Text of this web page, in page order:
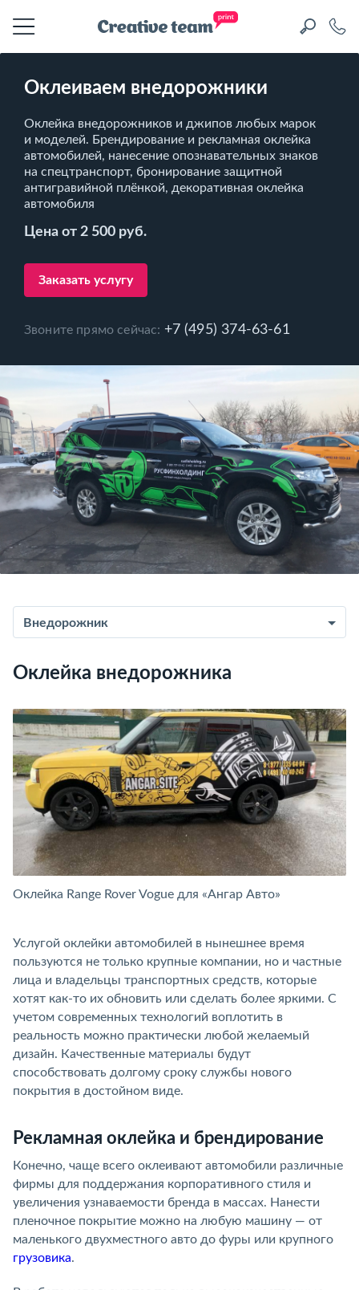
Оклеиваем внедорожники
Оклейка внедорожников и джипов любых марок
и моделей. Брендирование и рекламная оклейка
автомобилей, нанесение опознавательных знаков
на спецтранспорт, бронирование защитной
антигравийной плёнкой, декоративная оклейка
автомобиля
Цена от 2 500 руб.
Заказать услугу
Звоните прямо сейчас: +7 (495) 374-63-61
Внедорожник
Оклейка внедорожника
Оклейка Range Rover Vogue для «Ангар Авто»
Услугой оклейки автомобилей в нынешнее время
пользуются не только крупные компании, но и частные
лица и владельцы транспортных средств, которые
хотят как-то их обновить или сделать более яркими. С
учетом современных технологий воплотить в
реальность можно практически любой желаемый
дизайн. Качественные материалы будут
способствовать долгому сроку службы нового
покрытия в достойном виде.
Рекламная оклейка и брендирование
Конечно, чаще всего оклеивают автомобили различные
фирмы для поддержания корпоративного стиля и
увеличения узнаваемости бренда в массах. Нанести
пленочное покрытие можно на любую машину — от
маленького двухместного авто до фуры или крупного
грузовика.